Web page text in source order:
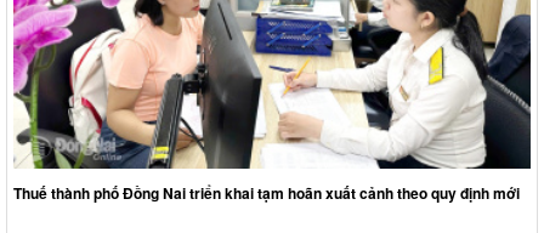
Thuế thành phố Đồng Nai triển khai tạm hoãn xuất cảnh theo quy định mới